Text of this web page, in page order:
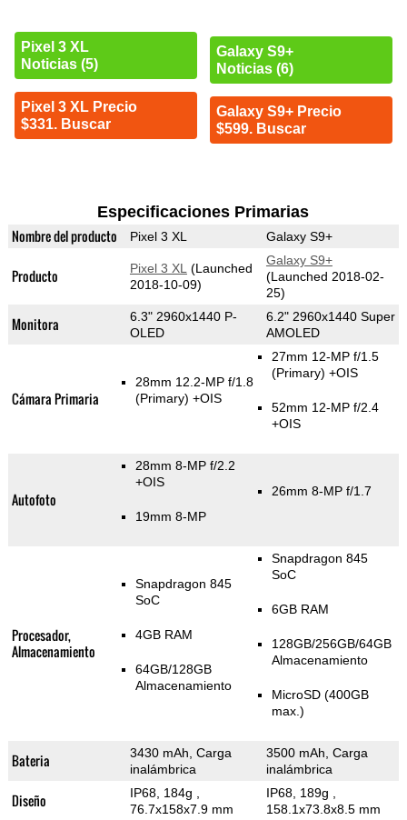
Pixel 3 XL
Noticias (5)
Pixel 3 XL Precio
$331. Buscar
Galaxy S9+
Noticias (6)
Galaxy S9+ Precio
$599. Buscar
Especificaciones Primarias
Nombre del producto Pixel 3 XL Galaxy S9+
Producto Pixel 3 XL (Launched
2018-10-09)
Galaxy S9+
(Launched 2018-02-
25)
Monitora
6.3" 2960x1440 P-
OLED
6.2" 2960x1440 Super
AMOLED
Cámara Primaria
28mm 12.2-MP f/1.8
(Primary) +OIS
27mm 12-MP f/1.5
(Primary) +OIS
52mm 12-MP f/2.4
+OIS
Autofoto
28mm 8-MP f/2.2
+OIS
19mm 8-MP
26mm 8-MP f/1.7
Procesador,
Almacenamiento
Snapdragon 845
SoC
4GB RAM
64GB/128GB
Almacenamiento
Snapdragon 845
SoC
6GB RAM
128GB/256GB/64GB
Almacenamiento
MicroSD (400GB
max.)
Bateria
3430 mAh, Carga
inalámbrica
3500 mAh, Carga
inalámbrica
Diseño IP68, 184g
76.7x158x7.9 mm
IP68, 189g
158.1x73.8x8.5 mm